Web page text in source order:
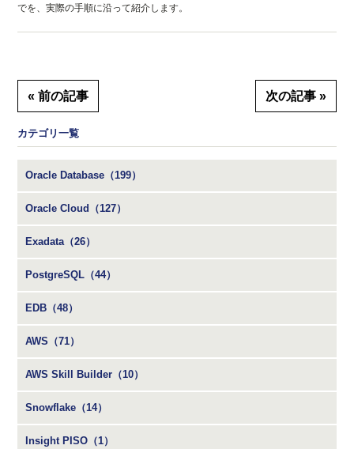
でを、実際の手順に沿って紹介します。
« 前の記事 次の記事 »
カテゴリ一覧
Oracle Database（199）
Oracle Cloud（127）
Exadata（26）
PostgreSQL（44）
EDB（48）
AWS（71）
AWS Skill Builder（10）
Snowflake（14）
Insight PISO（1）